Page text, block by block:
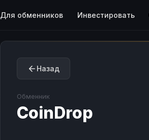
Для обменников Инвестировать
Назад
Обменник
CoinDrop